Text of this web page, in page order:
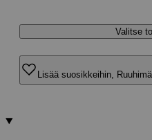
Valitse
Lisää suosikkeihin,